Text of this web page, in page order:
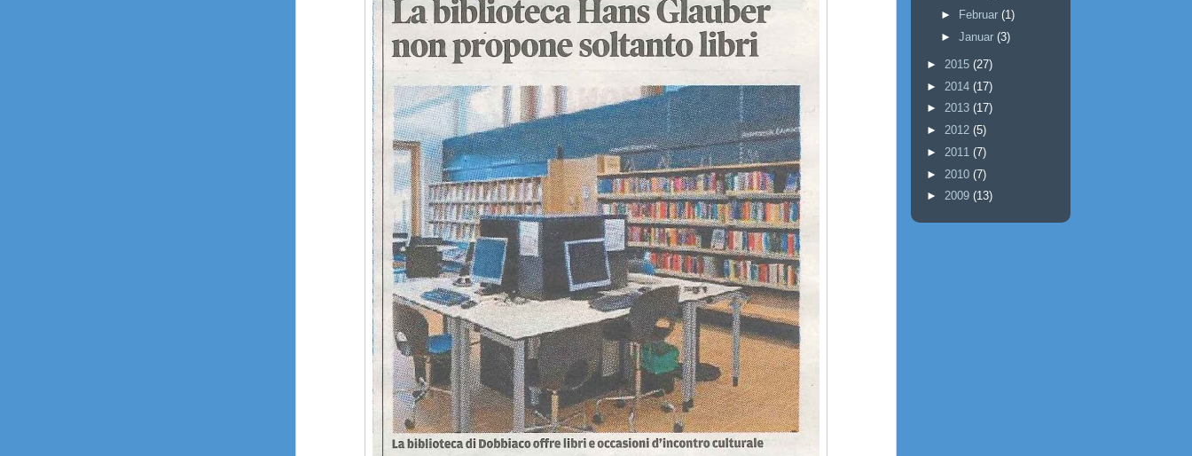
►
Februar (1)
► Januar (3)
► 2015 (27)
► 2014 (17)
► 2013 (17)
► 2012 (5)
► 2011 (7)
► 2010 (7)
► 2009 (13)